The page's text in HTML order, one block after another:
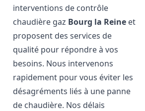
interventions de contrôle
chaudière gaz Bourg la Reine et
proposent des services de
qualité pour répondre à vos
besoins. Nous intervenons
rapidement pour vous éviter les
désagréments liés à une panne
de chaudière. Nos délais